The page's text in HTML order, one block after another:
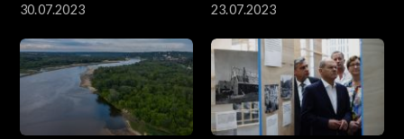
30.07.2023
23.07.2023